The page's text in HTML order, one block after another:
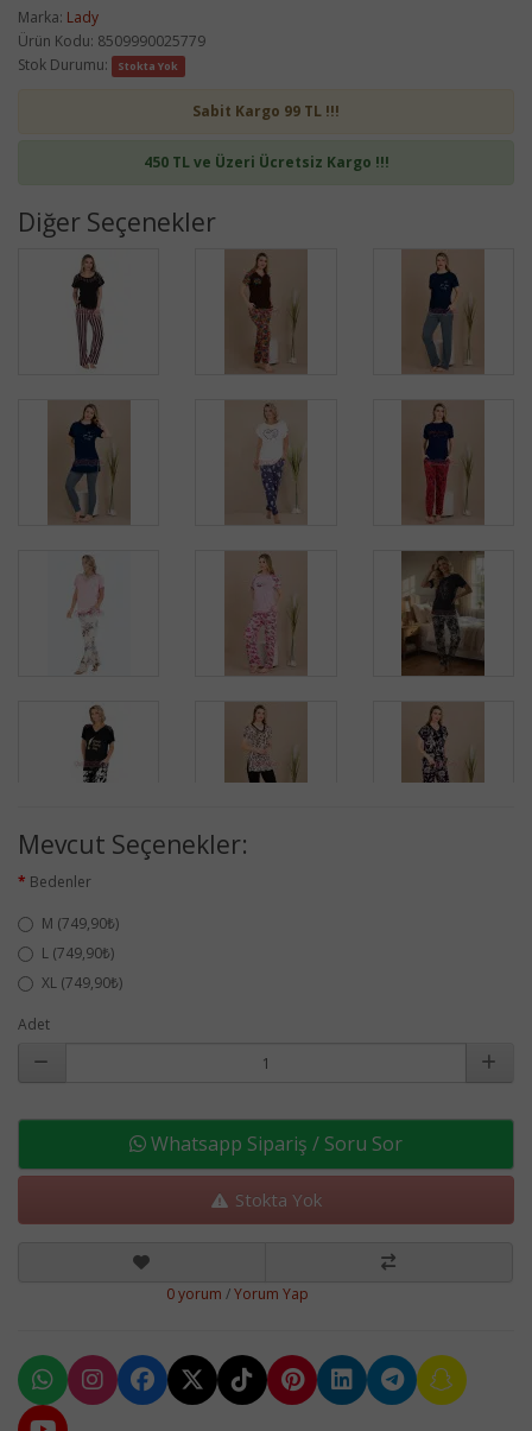
Marka: Lady
Ürün Kodu: 8509990025779
Stok Durumu:
Stokta Yok
Sabit Kargo 99 TL !!!
450 TL ve Üzeri Ücretsiz Kargo !!!
Diğer Seçenekler
Mevcut Seçenekler:
Bedenler
M (749,90₺)
L (749,90₺)
XL (749,90₺)
Adet
Whatsapp Sipariş / Soru Sor
Stokta Yok
0 yorum /Yorum Yap